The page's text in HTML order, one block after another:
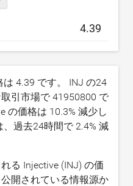
は 4.39 です。 INJ の24
引市場で 41950800 で
の価格は 10.3% 減少し
、過去24時間で 2.4% 減
る Injective (INJ) の価
開されている情報源か